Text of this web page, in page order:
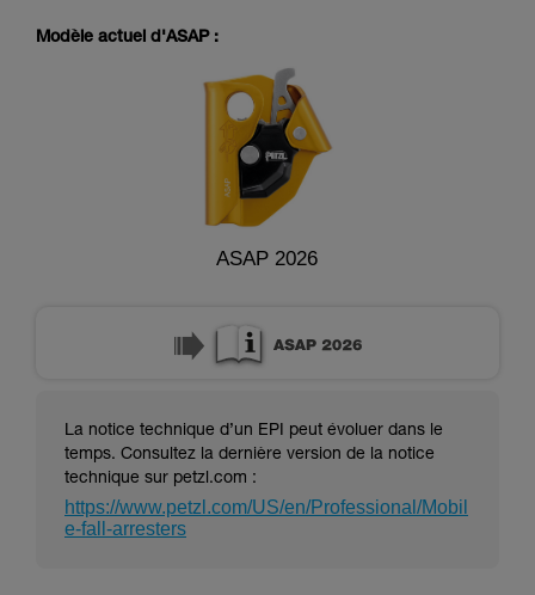
d’informations.
formation et un entraînement spécifique. Validez
avec un professionnel votre capacité à refaire
la manipulation, seul, en toute sécurité, avant
de la reproduire en autonomie.
Nous donnons des exemples de techniques
liées à votre activité. Il peut en exister d’autres
que nous ne décrivons pas ici.
Modèle actuel d'ASAP :
ASAP 2026
La notice technique d’un EPI peut évoluer dans le
temps. Consultez la dernière version de la notice
technique sur petzl.com :
https://www.petzl.com/US/en/Professional/Mobil
e-fall-arresters